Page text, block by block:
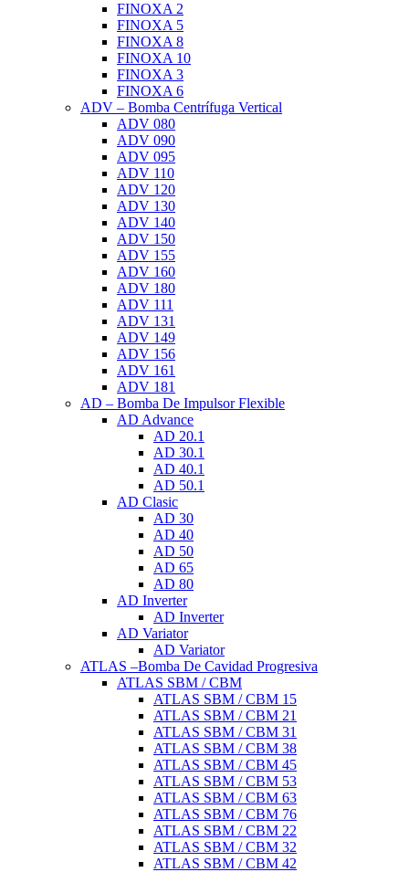
FINOXA 2
FINOXA 5
FINOXA 8
FINOXA 10
FINOXA 3
FINOXA 6
ADV – Bomba Centrífuga Vertical
ADV 080
ADV 090
ADV 095
ADV 110
ADV 120
ADV 130
ADV 140
ADV 150
ADV 155
ADV 160
ADV 180
ADV 111
ADV 131
ADV 149
ADV 156
ADV 161
ADV 181
AD – Bomba De Impulsor Flexible
AD Advance
AD 20.1
AD 30.1
AD 40.1
AD 50.1
AD Clasic
AD 30
AD 40
AD 50
AD 65
AD 80
AD Inverter
AD Inverter
AD Variator
AD Variator
ATLAS –Bomba De Cavidad Progresiva
ATLAS SBM / CBM
ATLAS SBM / CBM 15
ATLAS SBM / CBM 21
ATLAS SBM / CBM 31
ATLAS SBM / CBM 38
ATLAS SBM / CBM 45
ATLAS SBM / CBM 53
ATLAS SBM / CBM 63
ATLAS SBM / CBM 76
ATLAS SBM / CBM 22
ATLAS SBM / CBM 32
ATLAS SBM / CBM 42